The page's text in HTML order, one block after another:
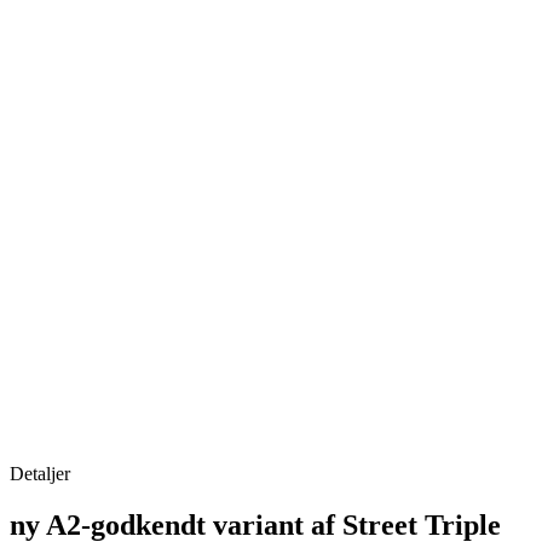
Detaljer
ny A2-godkendt variant af Street Triple